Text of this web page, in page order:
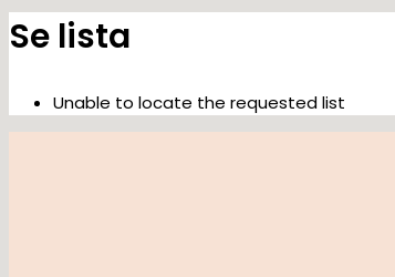
Se lista
Unable to locate the requested list